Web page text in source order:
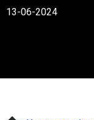
13-06-2024